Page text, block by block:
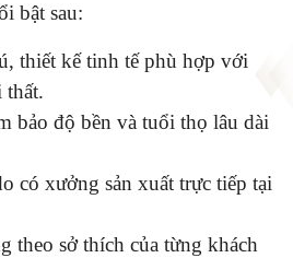
bật sau:
thiết kế tinh tế phù hợp với
thất.
bảo độ bền và tuổi thọ lâu dài
có xưởng sản xuất trực tiếp tại
theo sở thích của từng khách